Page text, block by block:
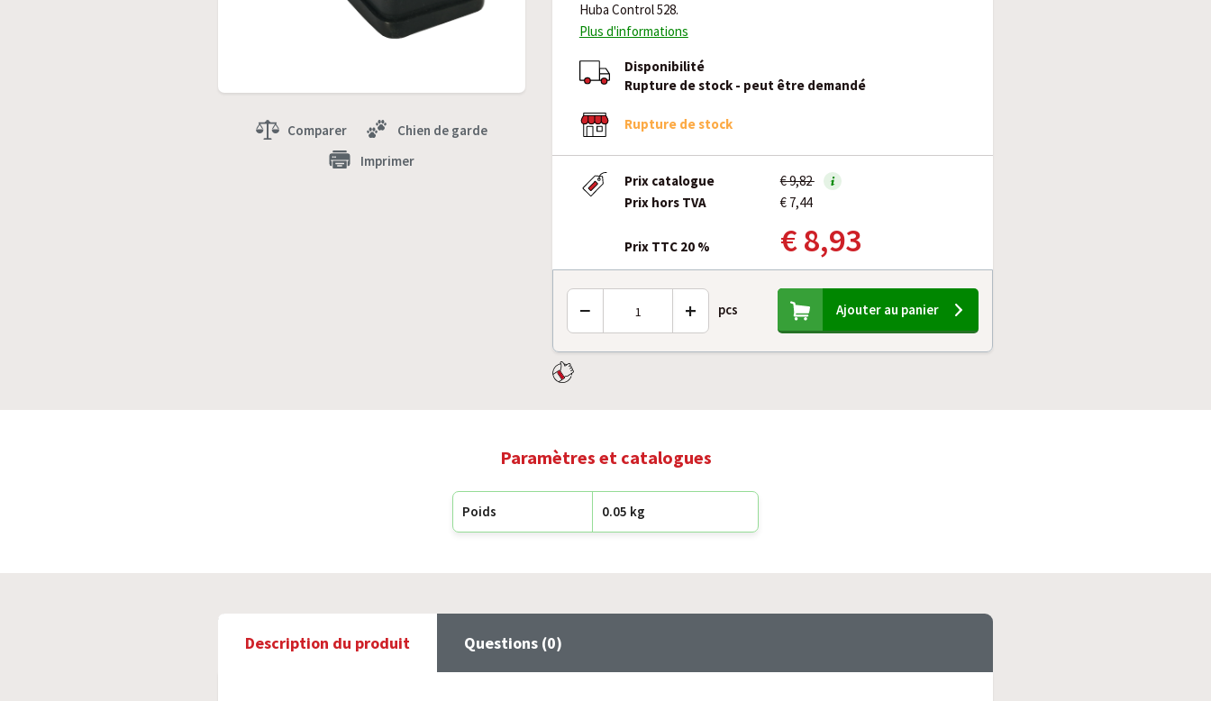
Comparer
Chien de garde
Imprimer
Huba Control 528.
Plus d'informations
Disponibilité
Rupture de stock - peut être demandé
Rupture de stock
Prix catalogue
€ 9,82
Prix hors TVA
€ 7,44
Prix TTC 20 % € 8,93
pcs
− + Ajouter au panier
Paramètres et catalogues
Poids 0.05 kg
Description du produit Questions (0)